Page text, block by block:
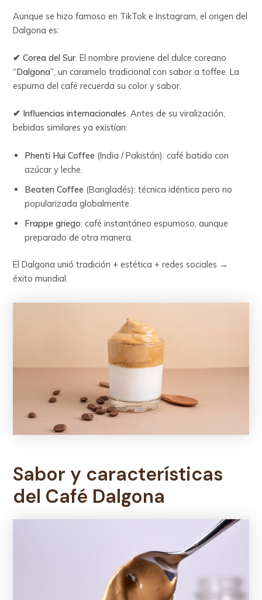
Aunque se hizo famoso en TikTok e Instagram, el origen del
Dalgona es:
✔ Corea del Sur. El nombre proviene del dulce coreano
“Dalgona”, un caramelo tradicional con sabor a toffee. La
espuma del café recuerda su color y sabor.
✔ Influencias internacionales. Antes de su viralización,
bebidas similares ya existían:
Phenti Hui Coffee (India / Pakistán): café batido con
azúcar y leche.
Beaten Coffee (Bangladés): técnica idéntica pero no
popularizada globalmente.
Frappe griego: café instantáneo espumoso, aunque
preparado de otra manera.
El Dalgona unió tradición + estética + redes sociales →
éxito mundial.
Sabor y características
del Café Dalgona